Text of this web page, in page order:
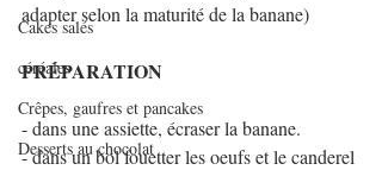
Cakes salés
céréales
Crêpes, gaufres et pancakes
Desserts au chocolat
adapter selon la maturité de la banane)
PRÉPARATION
- dans une assiette, écraser la banane.
- dans un bol fouetter les oeufs et le canderel